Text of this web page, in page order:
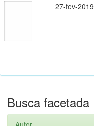
27-fev-2019
Busca facetada